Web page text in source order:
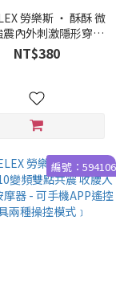
勞樂斯 ‧ 酥酥 微
震內外刺激隱形穿戴
﹝10頻調控/親膚矽
便攜﹞兩種操控模式-
NT$380
編號：594106